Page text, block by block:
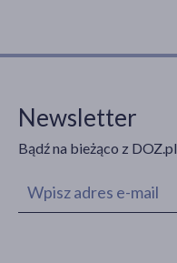
Newsletter
Bądź na bieżąco z DOZ.pl